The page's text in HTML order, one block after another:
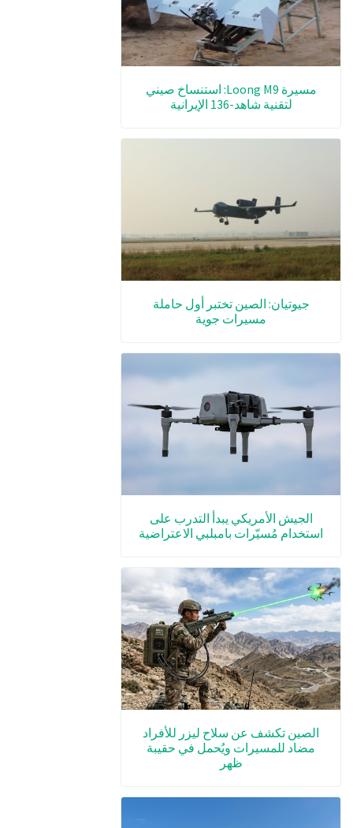
مسيرة Loong M9: استنساخ صيني
لتقنية شاهد-136 الإيرانية
جيوتيان: الصين تختبر أول حاملة
مسيرات جوية
الجيش الأمريكي يبدأ التدرب على
استخدام مُسيّرات بامبلبي الاعتراضية
الصين تكشف عن سلاح ليزر للأفراد
مضاد للمسيرات ويُحمل في حقيبة
ظهر